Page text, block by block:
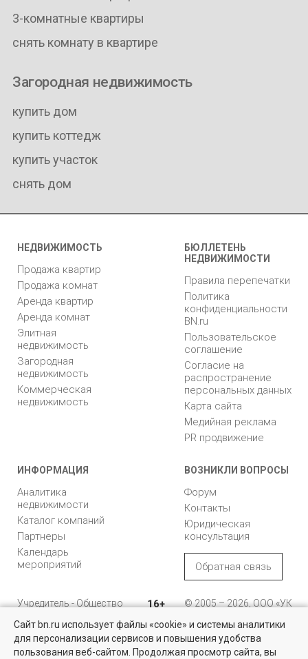
Квартиры на вторичном рынке
3-комнатные квартиры
снять комнату в квартире
Загородная недвижимость
купить дом
купить коттедж
купить участок
снять дом
НЕДВИЖИМОСТЬ
Продажа квартир
Продажа комнат
Аренда квартир
Аренда комнат
Элитная
недвижимость
Загородная
недвижимость
Коммерческая
недвижимость
БЮЛЛЕТЕНЬ
НЕДВИЖИМОСТИ
Правила перепечатки
Политика
конфиденциальности
BN.ru
Пользовательское
соглашение
Согласие на
распространение
персональных данных
Карта сайта
Медийная реклама
PR продвижение
ИНФОРМАЦИЯ
Аналитика
недвижимости
Каталог компаний
Партнеры
Календарь
мероприятий
ВОЗНИКЛИ ВОПРОСЫ
Форум
Контакты
Юридическая
консультация
Обратная связь
Учредитель - Общество
ответственностью
"Управляющая
компания "Бюллетень
16+
© 2005 – 2026, ООО «УК
196105, Санкт-
Петербург, пр. Юрия
Сайт bn.ru использует файлы «cookie» и системы аналитики
для персонализации сервисов и повышения удобства
пользования веб-сайтом. Продолжая просмотр сайта, вы